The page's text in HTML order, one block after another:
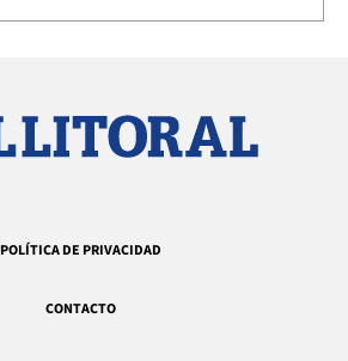
POLÍTICA DE PRIVACIDAD
CONTACTO